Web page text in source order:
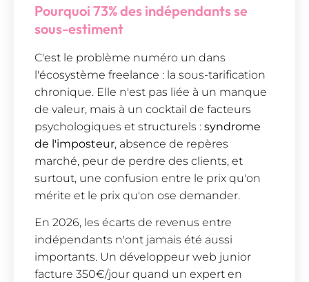
Pourquoi 73% des indépendants se
sous-estiment
C'est le problème numéro un dans
l'écosystème freelance : la sous-tarification
chronique. Elle n'est pas liée à un manque
de valeur, mais à un cocktail de facteurs
psychologiques et structurels : syndrome
de l'imposteur, absence de repères
marché, peur de perdre des clients, et
surtout, une confusion entre le prix qu'on
mérite et le prix qu'on ose demander.
En 2026, les écarts de revenus entre
indépendants n'ont jamais été aussi
importants. Un développeur web junior
facture 350€/jour quand un expert en